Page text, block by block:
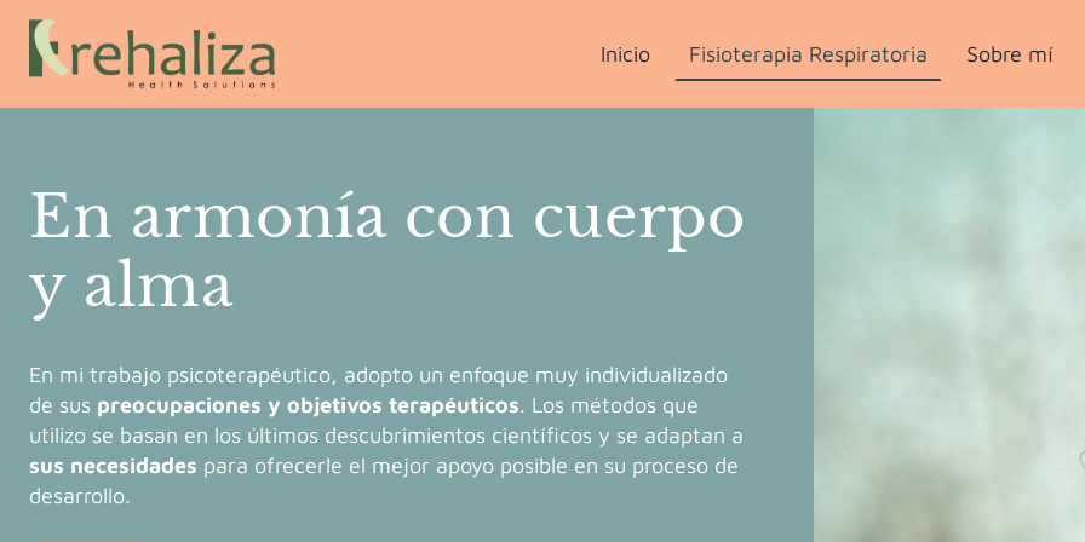
Inicio Fisioterapia Respiratoria Sobre mí
En armonía con cuerpo
y alma
En mi trabajo psicoterapéutico, adopto un enfoque muy individualizado
de sus preocupaciones y objetivos terapéuticos. Los métodos que
utilizo se basan en los últimos descubrimientos científicos y se adaptan a
sus necesidades para ofrecerle el mejor apoyo posible en su proceso de
desarrollo.